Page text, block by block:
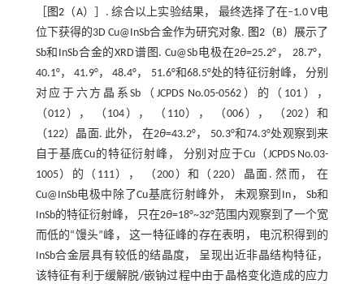
图2 （A）］. 综合以上实验结果， 最终选择了在‒1.0 V电
位下获得的3D Cu@InSb合金作为研究对象. 图2（B）展示了
Sb和InSb合金的XRD谱图. Cu@Sb电极在2θ=25.2°， 28.7°，
40.1°， 41.9°， 48.4°， 51.6°和68.5°处的特征衍射峰， 分别
对应于六方晶系Sb（JCPDS No.05-0562）的（101），
（012）， （104）， （110）， （006）， （202）和
（122）晶面. 此外， 在2θ=43.2°， 50.3°和74.3°处观察到来
自于基底Cu的特征衍射峰， 分别对应于Cu（JCPDS No.03-
1005）的（111）， （200）和（220）晶面. 然而， 在
Cu@InSb电极中除了Cu基底衍射峰外， 未观察到In， Sb和
InSb的特征衍射峰， 只在2θ=18°~32°范围内观察到了一个宽
而低的“馒头”峰， 这一特征峰的存在表明， 电沉积得到的
InSb合金层具有较低的结晶度， 呈现出近非晶结构特征，
该特征有利于缓解脱/嵌钠过程中由于晶格变化造成的应力